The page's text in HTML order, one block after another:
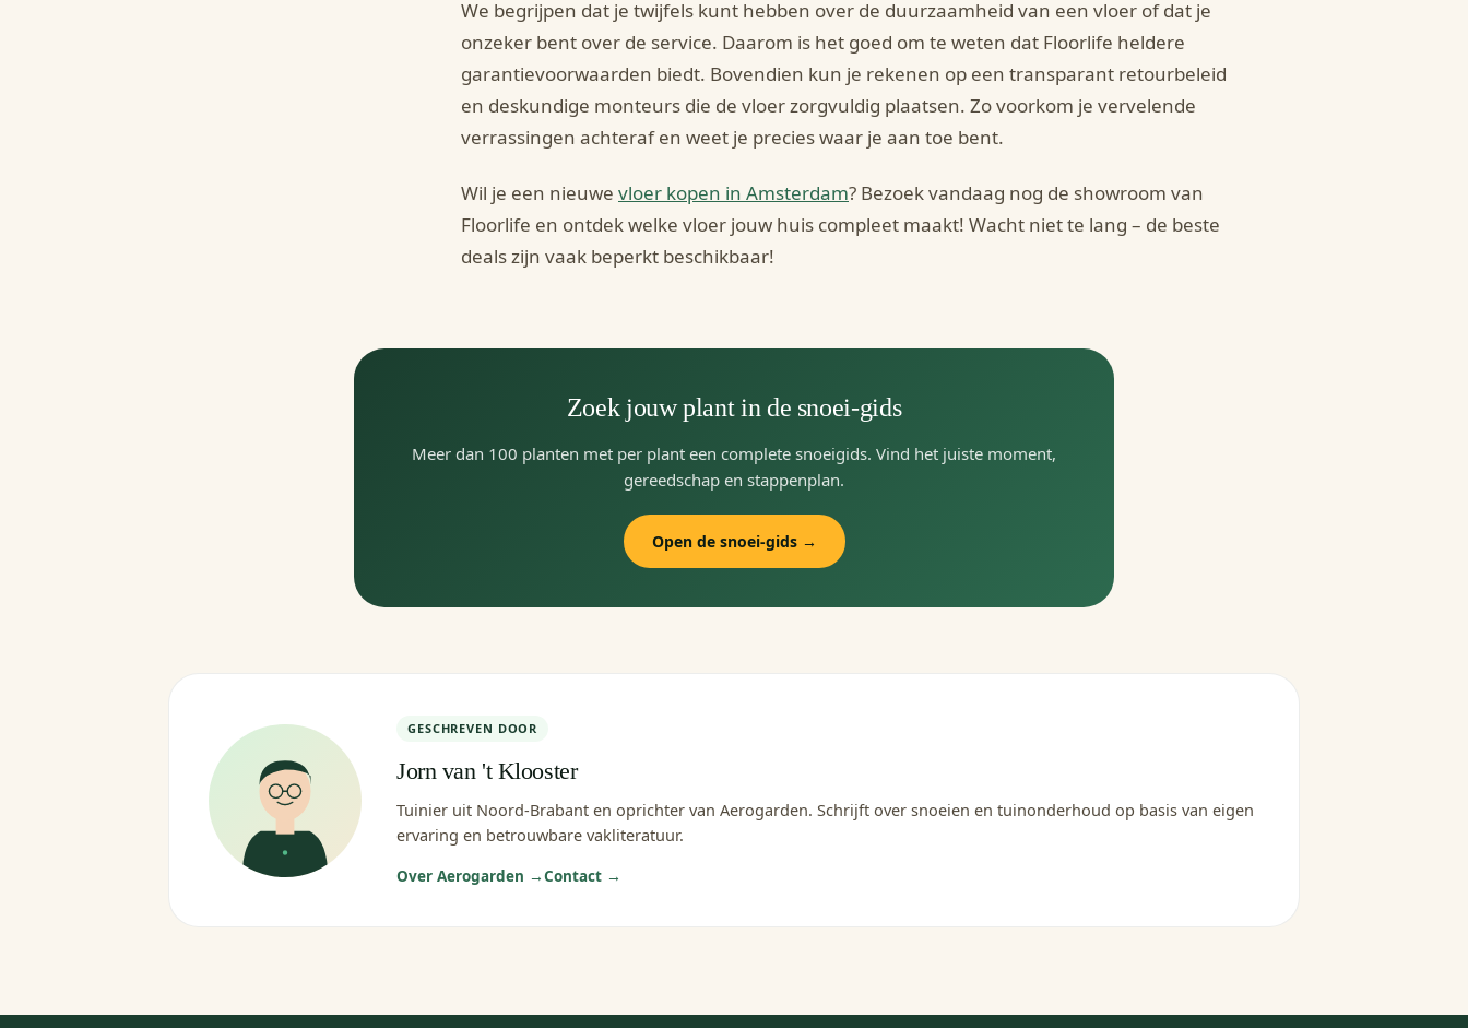
We begrijpen dat je twijfels kunt hebben over de duurzaamheid van een vloer of dat je
onzeker bent over de service. Daarom is het goed om te weten dat Floorlife heldere
garantievoorwaarden biedt. Bovendien kun je rekenen op een transparant retourbeleid
en deskundige monteurs die de vloer zorgvuldig plaatsen. Zo voorkom je vervelende
verrassingen achteraf en weet je precies waar je aan toe bent.
Wil je een nieuwe vloer kopen in Amsterdam? Bezoek vandaag nog de showroom van
Floorlife en ontdek welke vloer jouw huis compleet maakt! Wacht niet te lang – de beste
deals zijn vaak beperkt beschikbaar!
Zoek jouw plant in de snoei-gids
Meer dan 100 planten met per plant een complete snoeigids. Vind het juiste moment,
gereedschap en stappenplan.
Open de snoei-gids →
GESCHREVEN DOOR
Jorn van 't Klooster
Tuinier uit Noord-Brabant en oprichter van Aerogarden. Schrijft over snoeien en tuinonderhoud op basis van eigen
ervaring en betrouwbare vakliteratuur.
Over Aerogarden →Contact →